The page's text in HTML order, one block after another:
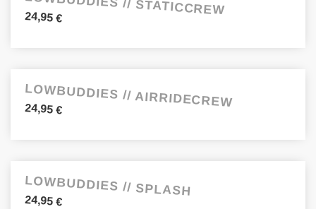
24,95€
LOWBUDDIES // AIRRIDECREW
24,95€
LOWBUDDIES // SPLASH
24,95€